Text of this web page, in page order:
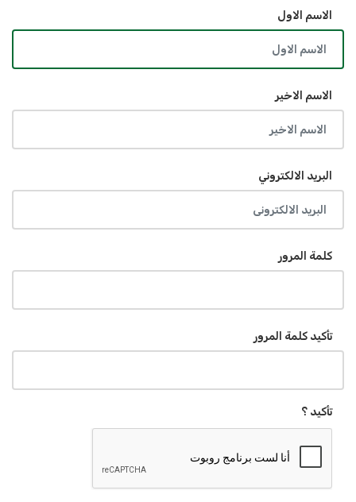
الاسم الاول
الاسم الاخير
البريد الالكتروني
كلمة المرور
تأكيد كلمة المرور
تأكيد ؟